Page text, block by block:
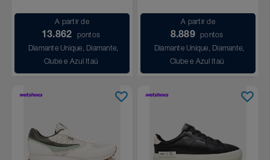
A partir de
13.862
pontos
Diamante Unique, Diamante,
Clube e Azul Itaú
A partir de
8.889
pontos
Diamante Unique, Diamante,
Clube e Azul Itaú